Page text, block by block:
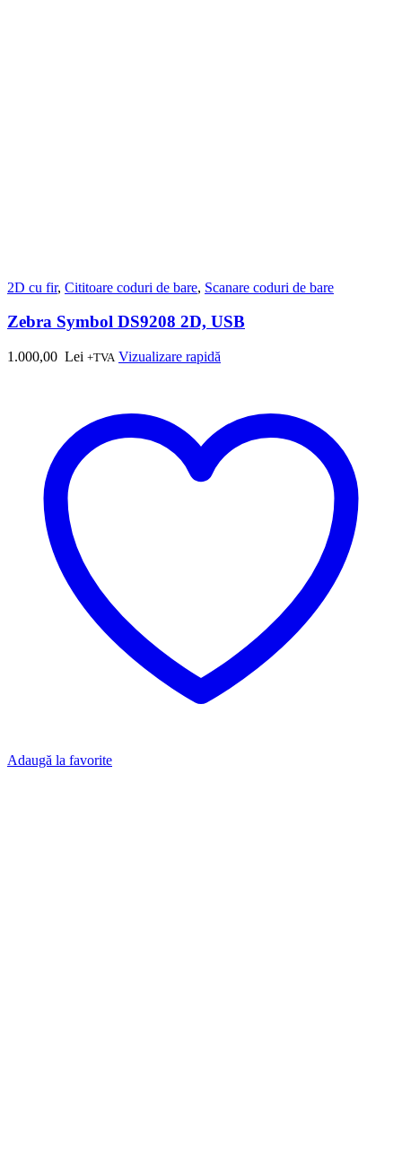
2D cu fir, Cititoare coduri de bare, Scanare coduri de bare
Zebra Symbol DS9208 2D, USB
1.000,00 Lei +TVA Vizualizare rapidă
Adaugă la favorite